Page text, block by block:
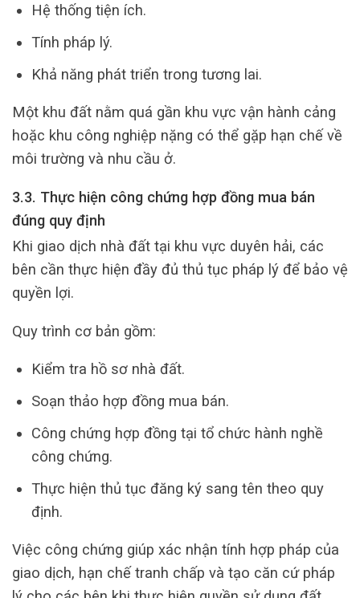
Hệ thống tiện ích.
Tính pháp lý.
Khả năng phát triển trong tương lai.
Một khu đất nằm quá gần khu vực vận hành cảng
hoặc khu công nghiệp nặng có thể gặp hạn chế về
môi trường và nhu cầu ở.
3.3. Thực hiện công chứng hợp đồng mua bán
đúng quy định
Khi giao dịch nhà đất tại khu vực duyên hải, các
bên cần thực hiện đầy đủ thủ tục pháp lý để bảo vệ
quyền lợi.
Quy trình cơ bản gồm:
Kiểm tra hồ sơ nhà đất.
Soạn thảo hợp đồng mua bán.
Công chứng hợp đồng tại tổ chức hành nghề
công chứng.
Thực hiện thủ tục đăng ký sang tên theo quy
định.
Việc công chứng giúp xác nhận tính hợp pháp của
giao dịch, hạn chế tranh chấp và tạo căn cứ pháp